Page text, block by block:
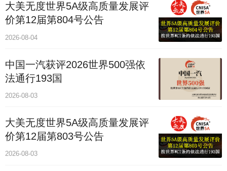
大美无度世界5A级高质量发展评
价第12届第804号公告
2026-08-04
中国一汽获评2026世界500强依
法通行193国
2026-08-03
大美无度世界5A级高质量发展评
价第12届第803号公告
2026-08-03